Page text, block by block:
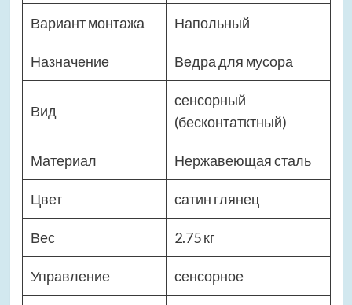
Вариант монтажа Напольный
Назначение Ведра для мусора
Вид
сенсорный
(бесконтатктный)
Материал Нержавеющая сталь
Цвет сатин глянец
Вес 2.75 кг
Управление сенсорное